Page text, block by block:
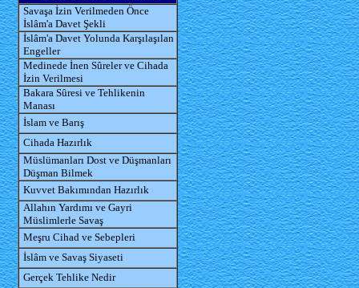
Savaşa İzin Verilmeden Önce
İslâm'a Davet Şekli
İslâm'a Davet Yolunda Karşılaşılan
Engeller
Medinede İnen Sûreler ve Cihada
İzin Verilmesi
Bakara Sûresi ve Tehlikenin
Manası
İslam ve Barış
Cihada Hazırlık
Müslümanları Dost ve Düşmanları
Düşman Bilmek
Kuvvet Bakımından Hazırlık
Allahın Yardımı ve Gayri
Müslimlerle Savaş
Meşru Cihad ve Sebepleri
İslâm ve Savaş Siyaseti
Gerçek Tehlike Nedir